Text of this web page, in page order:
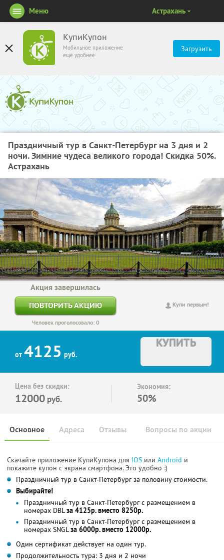
КупиКупон
Мобильное приложение
ещё удобнее
Загрузить
Меню Астрахань
Праздничный тур в Санкт-Петербург на 3 дня и 2
ночи. Зимние чудеса великого города! Скидка 50%.
Астрахань
Купи первым!
Акция завершилась
ПОВТОРИТЬ АКЦИЮ
Человек проголосовало: 0
от 4125 руб.
КУПИТЬ
Цена без скидки:
12000 руб.
Экономия:
50%
Основное Отзывы Вопросы по акции
Адреса
Скачайте приложение КупиКупона для IOS или Android и
покажите купон с экрана смартфона. Это удобно :)
Праздничный тур в Санкт-Петербург за половину стоимости.
Выбирайте!
Праздничный тур в Санкт-Петербург с размещением в
номерах DBLза 4125р. вместо 8250р.
Праздничный тур в Санкт-Петербург с размещением в
номерах SNGLза 6000р. вместо 12000р.
Один сертификат действует на один тур.
Продолжительность тура: 3 дня и 2 ночи